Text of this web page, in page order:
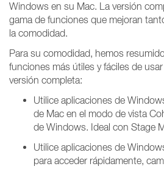
Windows en su Mac. La versión
gama de funciones que mejoran
la comodidad.
Para su comodidad, hemos
funciones más útiles y fáciles de
versión completa:
Utilice aplicaciones de
de Mac en el modo de vista
de Windows. Ideal con Stage
Utilice aplicaciones de
para acceder rápidamente,